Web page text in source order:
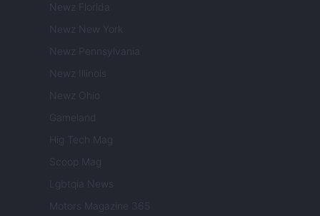
Newz Florida
Newz New York
Newz Pennsylvania
Newz Illinois
Newz Ohio
Gameland
Hig Tech Mag
Scoop Mag
Lgbtqia News
Motors Magazine 365